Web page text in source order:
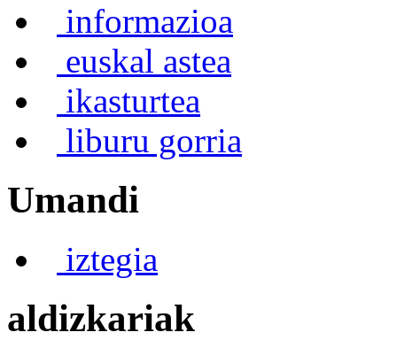
informazioa
euskal astea
ikasturtea
liburu gorria
Umandi
iztegia
aldizkariak